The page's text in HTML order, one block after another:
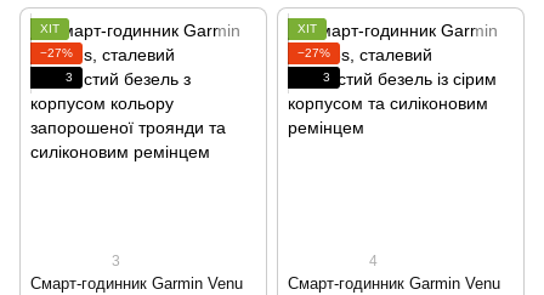
та шкіряним ремінцем
силіконовим ремінцем
ХІТ
−27%
3
3
Смарт-годинник Garmin Venu
ХІТ
−27%
3
4
Смарт-годинник Garmin Venu